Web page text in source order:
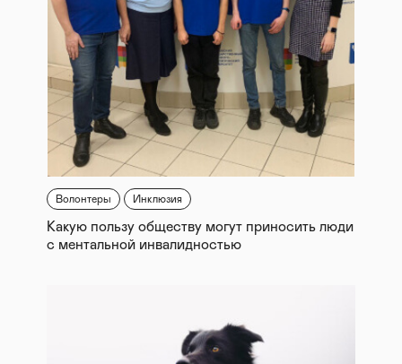
Волонтеры Инклюзия
Какую пользу обществу могут приносить люди
с ментальной инвалидностью